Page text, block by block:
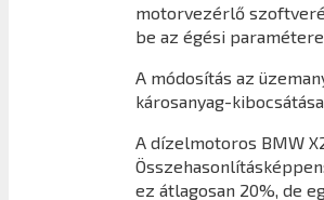
motorvezérlő
be az égési
A módosítás az
károsanyag-
A dízelmotoros BMW
ez átlagosan 20%, de